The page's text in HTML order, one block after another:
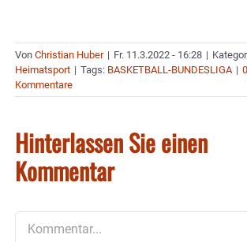
Von Christian Huber | Fr. 11.3.2022 - 16:28 |
Heimatsport | Tags: BASKETBALL-BUNDESLIGA | 0
Kommentare
Hinterlassen Sie einen
Kommentar